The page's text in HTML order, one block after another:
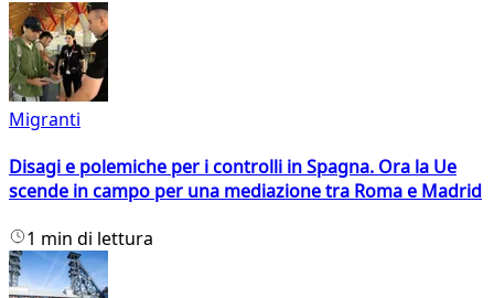
Migranti
Disagi e polemiche per i controlli in Spagna. Ora la Ue
scende in campo per una mediazione tra Roma e Madrid
1 min di lettura